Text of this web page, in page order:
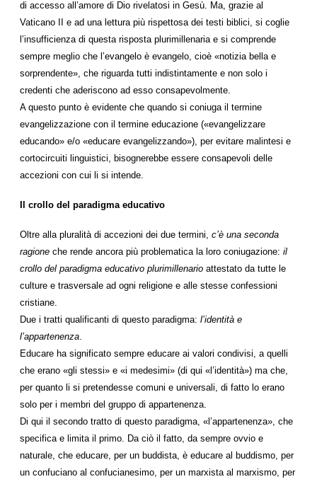
di accesso all’amore di Dio rivelatosi in Gesù. Ma, grazie al
Vaticano II e ad una lettura più rispettosa dei testi biblici, si coglie
l’insufficienza di questa risposta plurimillenaria e si comprende
sempre meglio che l’evangelo è evangelo, cioè «notizia bella e
sorprendente», che riguarda tutti indistintamente e non solo i
credenti che aderiscono ad esso consapevolmente.
A questo punto è evidente che quando si coniuga il termine
evangelizzazione con il termine educazione («evangelizzare
educando» e/o «educare evangelizzando»), per evitare malintesi e
cortocircuiti linguistici, bisognerebbe essere consapevoli delle
accezioni con cui li si intende.
Il crollo del paradigma educativo
Oltre alla pluralità di accezioni dei due termini, c’è una seconda
ragione che rende ancora più problematica la loro coniugazione: il
crollo del paradigma educativo plurimillenario attestato da tutte le
culture e trasversale ad ogni religione e alle stesse confessioni
cristiane.
Due i tratti qualificanti di questo paradigma: l’identità e
l’appartenenza.
Educare ha significato sempre educare ai valori condivisi, a quelli
che erano «gli stessi» e «i medesimi» (di qui «l’identità») ma che,
per quanto li si pretendesse comuni e universali, di fatto lo erano
solo per i membri del gruppo di appartenenza.
Di qui il secondo tratto di questo paradigma, «l’appartenenza», che
specifica e limita il primo. Da ciò il fatto, da sempre ovvio e
naturale, che educare, per un buddista, è educare al buddismo, per
un confuciano al confucianesimo, per un marxista al marxismo, per